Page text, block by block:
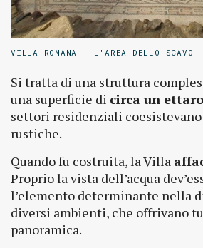
VILLA ROMANA - L'AREA DELLO SCAVO
Si tratta di una struttura
una superficie di circa un ettaro
settori residenziali
rustiche.
Quando fu costruita, la Villa
Proprio la vista dell’acqua
l’elemento determinante nella
diversi ambienti, che offrivano
panoramica.